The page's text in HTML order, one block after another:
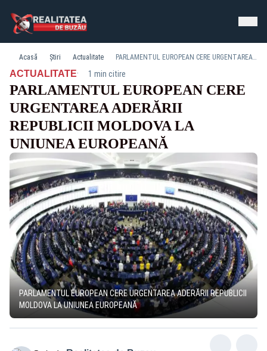
Acasă Știri Actualitate PARLAMENTUL EUROPEAN CERE URGENTAREA ADERĂRII REPUBLICII MOLDOVA LA UNIUNEA EUROPEANĂ
ACTUALITATE· 1 min citire
PARLAMENTUL EUROPEAN CERE
URGENTAREA ADERĂRII
REPUBLICII MOLDOVA LA
UNIUNEA EUROPEANĂ
PARLAMENTUL EUROPEAN CERE URGENTAREA ADERĂRII REPUBLICII
MOLDOVA LA UNIUNEA EUROPEANĂ